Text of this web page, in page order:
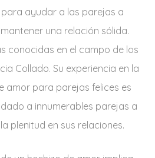
ayudar a las parejas a
una relación sólida.
conocidas en el campo de los
Collado. Su experiencia en la
amor para parejas felices es
a innumerables parejas a
plenitud en sus relaciones.